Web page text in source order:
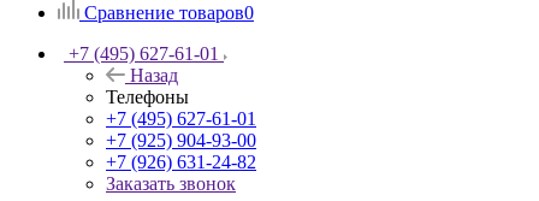
Сравнение товаров0
+7 (495) 627-61-01
Назад
Телефоны
+7 (495) 627-61-01
+7 (925) 904-93-00
+7 (926) 631-24-82
Заказать звонок